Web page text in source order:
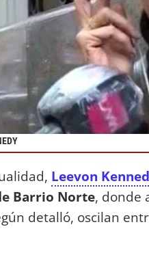
Leevon
Barrio Norte, donde
detalló, oscilan